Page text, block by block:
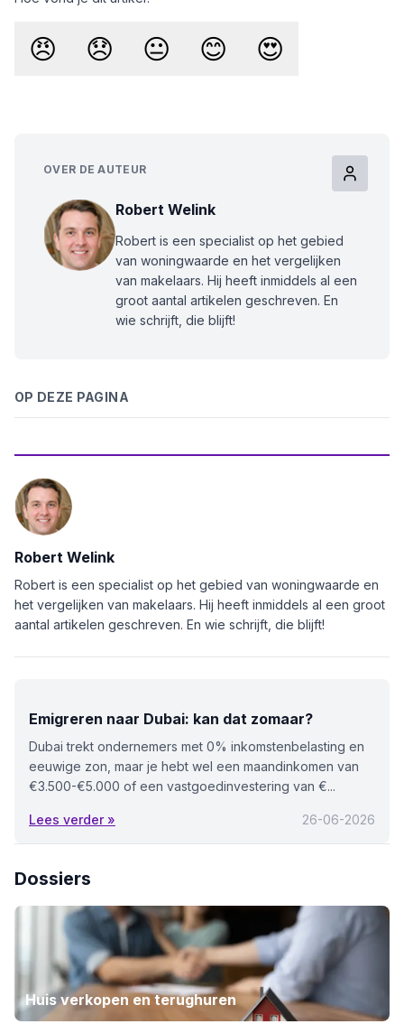
😠 😞 😐 😊 😍
OVER DE AUTEUR
Robert Welink
Robert is een specialist op het gebied
van woningwaarde en het vergelijken
van makelaars. Hij heeft inmiddels al een
groot aantal artikelen geschreven. En
wie schrijft, die blijft!
OP DEZE PAGINA
Robert Welink
Robert is een specialist op het gebied van woningwaarde en
het vergelijken van makelaars. Hij heeft inmiddels al een groot
aantal artikelen geschreven. En wie schrijft, die blijft!
Emigreren naar Dubai: kan dat zomaar?
Dubai trekt ondernemers met 0% inkomstenbelasting en
eeuwige zon, maar je hebt wel een maandinkomen van
€3.500-€5.000 of een vastgoedinvestering van €...
Lees verder » 26-06-2026
Dossiers
Huis verkopen en terughuren